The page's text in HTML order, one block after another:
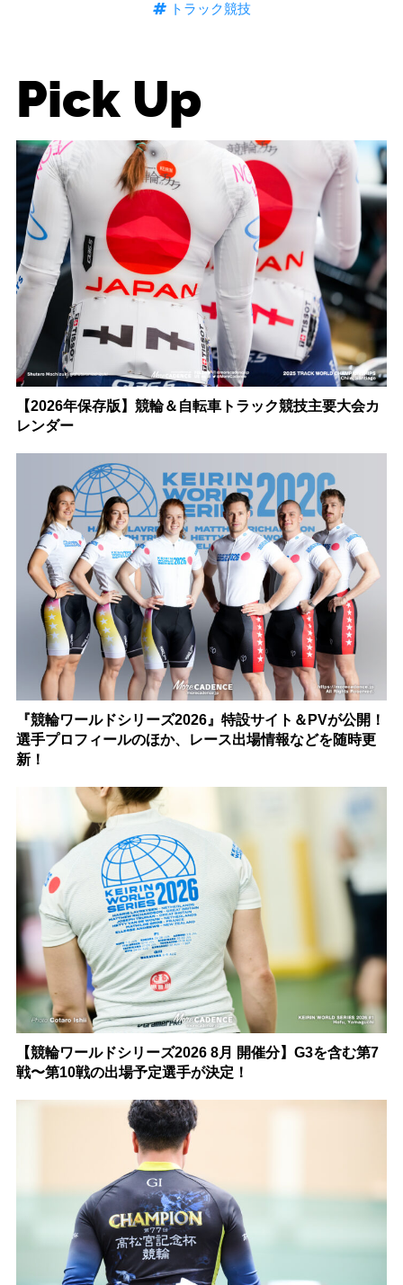
トラック競技
Pick Up
【2026年保存版】競輪＆自転車トラック競技主要大会カ
レンダー
『競輪ワールドシリーズ2026』特設サイト＆PVが公開！
選手プロフィールのほか、レース出場情報などを随時更
新！
【競輪ワールドシリーズ2026 8月 開催分】G3を含む第7
戦〜第10戦の出場予定選手が決定！